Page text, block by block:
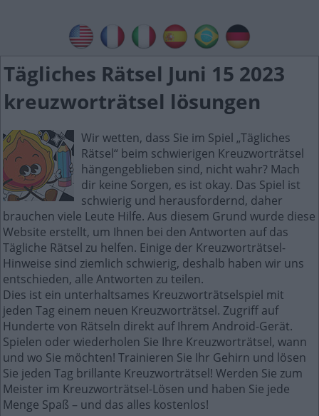
Tägliches Rätsel Juni 15 2023
kreuzworträtsel lösungen
Wir wetten, dass Sie im Spiel „Tägliches
Rätsel“ beim schwierigen Kreuzworträtsel
hängengeblieben sind, nicht wahr? Mach
dir keine Sorgen, es ist okay. Das Spiel ist
schwierig und herausfordernd, daher
brauchen viele Leute Hilfe. Aus diesem Grund wurde diese
Website erstellt, um Ihnen bei den Antworten auf das
Tägliche Rätsel zu helfen. Einige der Kreuzworträtsel-
Hinweise sind ziemlich schwierig, deshalb haben wir uns
entschieden, alle Antworten zu teilen.
Dies ist ein unterhaltsames Kreuzworträtselspiel mit
jeden Tag einem neuen Kreuzworträtsel. Zugriff auf
Hunderte von Rätseln direkt auf Ihrem Android-Gerät.
Spielen oder wiederholen Sie Ihre Kreuzworträtsel, wann
und wo Sie möchten! Trainieren Sie Ihr Gehirn und lösen
Sie jeden Tag brillante Kreuzworträtsel! Werden Sie zum
Meister im Kreuzworträtsel-Lösen und haben Sie jede
Menge Spaß – und das alles kostenlos!